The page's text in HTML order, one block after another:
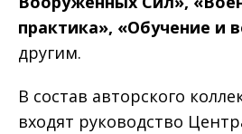
практика», «Обучение и
другим.
В состав авторского
входят руководство